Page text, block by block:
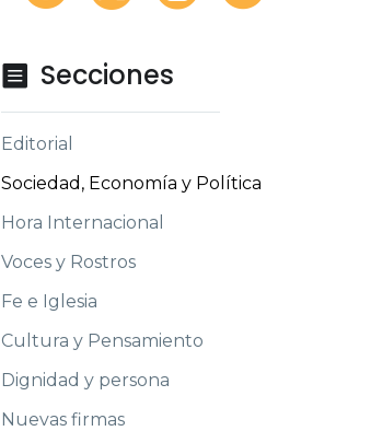
 Secciones
Editorial
Sociedad, Economía y Política
Hora Internacional
Voces y Rostros
Fe e Iglesia
Cultura y Pensamiento
Dignidad y persona
Nuevas firmas